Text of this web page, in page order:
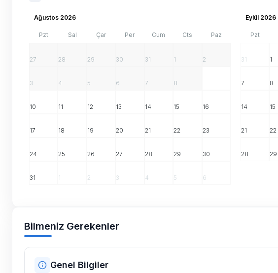
Ağustos 2026
Pzt Sal Çar Per Cum Cts Paz
27 28 29 30 31 1 2
3 4 5 6 7 8
10 11 12 13 14 15 16
17 18 19 20 21 22 23
24 25 26 27 28 29 30
31 1 2 3 4 5 6
Eylül 2026
Pzt
31 1
7 8
14 15
21 22
28 29
Bilmeniz Gerekenler
Genel Bilgiler